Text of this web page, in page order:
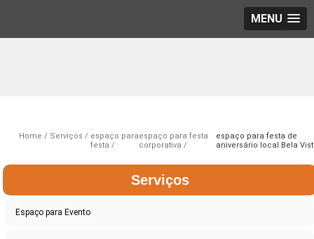
MENU
Home Serviços
espaço para
festa
espaço para festa
corporativa
espaço para festa de
aniversário local Bela
Serviços
Espaço para Evento